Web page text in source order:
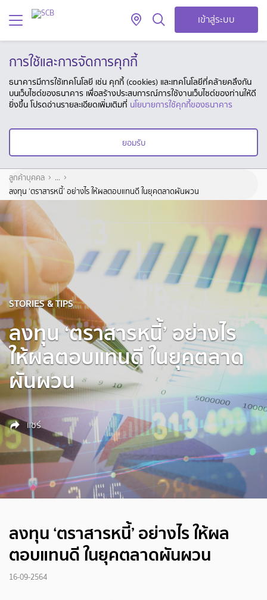
เข้าสู่ระบบ
การใช้และการจัดการคุกกี้
ธนาคารมีการใช้เทคโนโลยี เช่น คุกกี้ (cookies) และเทคโนโลยีที่คล้ายคลึงกัน
บนเว็บไซต์ของธนาคาร เพื่อสร้างประสบการณ์การใช้งานเว็บไซต์ของท่านให้ดี
ยิ่งขึ้น โปรดอ่านรายละเอียดเพิ่มเติมที่ นโยบายการใช้คุกกี้ของธนาคาร
ยอมรับ
ลูกค้าบุคคล
...
ลงทุน ‘ตราสารหนี้’ อย่างไร ให้ผลตอบแทนดี ในยุคตลาดผันผวน
STORIES & TIPS
ลงทุน ‘ตราสารหนี้’ อย่างไร
ให้ผลตอบแทนดี ในยุคตลาด
ผันผวน
แชร์
ลงทุน ‘ตราสารหนี้’ อย่างไร ให้ผล
ตอบแทนดี ในยุคตลาดผันผวน
16-09-2564